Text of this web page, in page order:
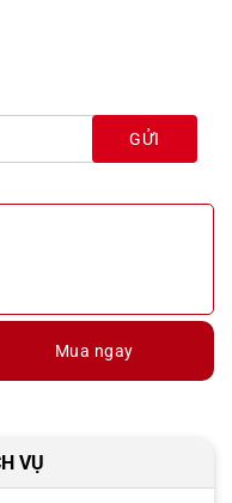
Mua ngay
VỤ